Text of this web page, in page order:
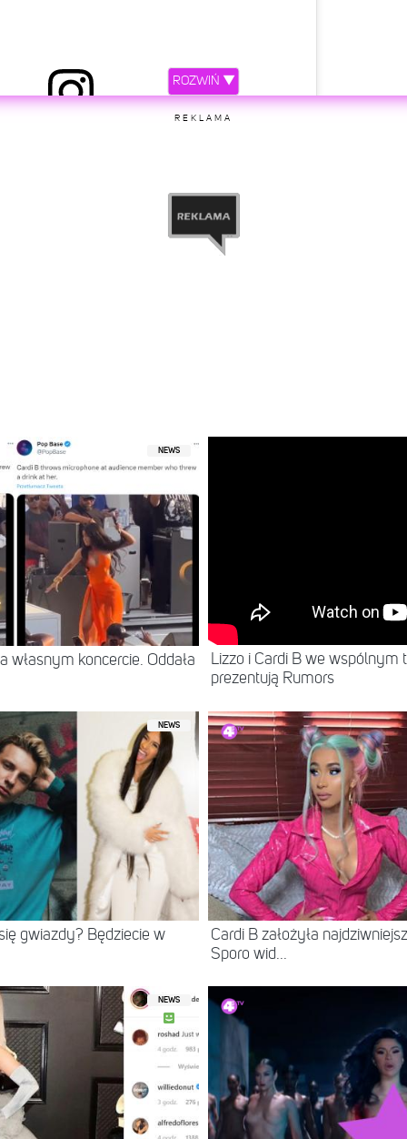
przez Cardi B (@iamcardib)
ROZWIŃ ▼
REKLAMA
NEWS
własnym koncercie. Oddała
Lizzo i Cardi B we wspólnym
prezentują Rumors
NEWS
gwiazdy? Będziecie w
Cardi B założyła
Sporo wid...
NEWS